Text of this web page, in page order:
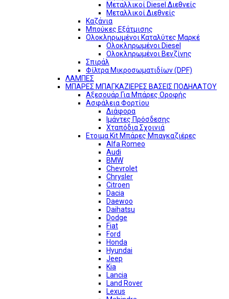
Μεταλλικοί Diesel Διεθνείς
Μεταλλικοί Διεθνείς
Καζάνια
Μπούκες Εξάτμισης
Ολοκληρωμένοι Καταλύτες Μαρκέ
Ολοκληρωμένοι Diesel
Ολοκληρωμένοι Βενζίνης
Σπιράλ
Φίλτρα Μικροσωματιδίων (DPF)
ΛΑΜΠΕΣ
ΜΠΑΡΕΣ ΜΠΑΓΚΑΖΙΕΡΕΣ ΒΑΣΕΙΣ ΠΟΔΗΛΑΤΟΥ
Αξεσουάρ Για Μπάρες Οροφής
Ασφάλεια Φορτίου
Διάφορα
Ιμάντες Πρόσδεσης
Χταπόδια Σχοινιά
Ετοιμα Kit Μπάρες Μπαγκαζιέρες
Alfa Romeo
Audi
BMW
Chevrolet
Chrysler
Citroen
Dacia
Daewoo
Daihatsu
Dodge
Fiat
Ford
Honda
Hyundai
Jeep
Kia
Lancia
Land Rover
Lexus